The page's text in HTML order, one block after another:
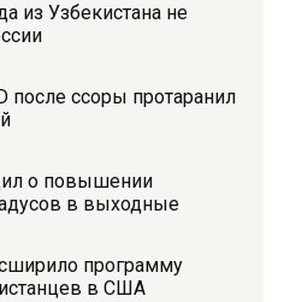
из Узбекистана не
после ссоры протаранил
о повышении
в выходные
программу
в США